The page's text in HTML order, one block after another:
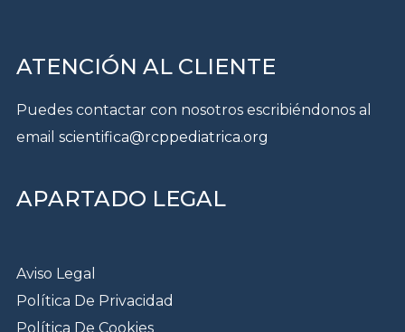
ATENCIÓN AL CLIENTE
Puedes contactar con nosotros escribiéndonos al
email scientifica@rcppediatrica.org
APARTADO LEGAL
Aviso Legal
Política De Privacidad
Política De Cookies